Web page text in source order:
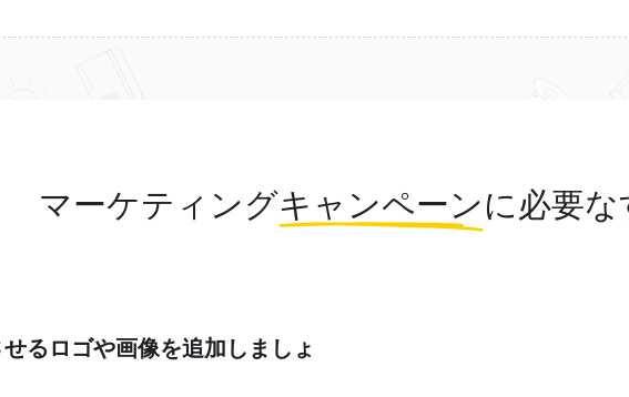
マーケティング キャンペーン に必要な
るロゴや画像を追加しましょ